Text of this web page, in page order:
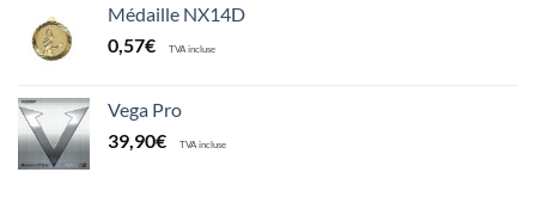
Médaille NX14D
0,57€ TVA incluse
Vega Pro
39,90€ TVA incluse